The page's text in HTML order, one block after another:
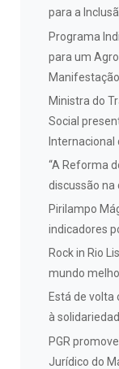
para a
Programa
para um
Ministra do
Social
Internacional
“A Reforma
discussão na
Pirilampo
indicadores
Rock in Rio
mundo
Está de volta
à
PGR
Jurídico do